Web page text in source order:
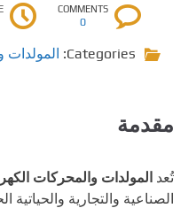
COMMENTS
0
Categories: المولدات
مقدمة
تُعد المولدات والمحركات
الصناعية والتجارية